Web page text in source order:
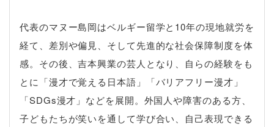
代表のマヌー島岡はベルギー留学と10年の現地就労を
経て、差別や偏見、そして先進的な社会保障制度を体
感。その後、吉本興業の芸人となり、自らの経験をも
とに「漫才で覚える日本語」「バリアフリー漫才」
「SDGs漫才」などを展開。外国人や障害のある方、
子どもたちが笑いを通して学び合い、自己表現できる